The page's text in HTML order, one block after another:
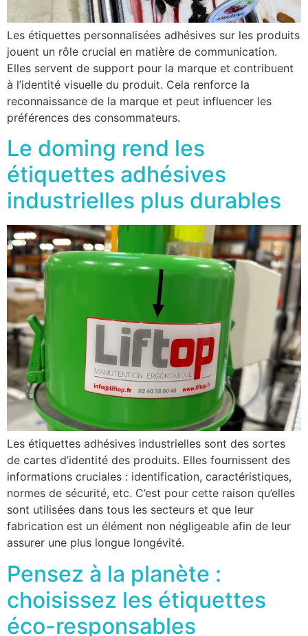
Les étiquettes personnalisées adhésives sur les produits
jouent un rôle crucial en matière de communication.
Elles servent de support pour la marque et contribuent
à l’identité visuelle du produit. Cela renforce la
reconnaissance de la marque et peut influencer les
préférences des consommateurs.
Le doming rend les
étiquettes adhésives
industrielles plus durables
Les étiquettes adhésives industrielles sont des sortes
de cartes d’identité des produits. Elles fournissent des
informations cruciales : identification, caractéristiques,
normes de sécurité, etc. C’est pour cette raison qu’elles
sont utilisées dans tous les secteurs et que leur
fabrication est un élément non négligeable afin de leur
assurer une plus longue longévité.
Pensez à la planète :
choisissez les étiquettes
éco-responsables